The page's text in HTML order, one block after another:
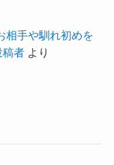
相手や馴れ初めを
稿者より